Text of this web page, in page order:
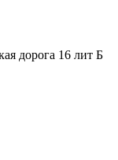
дорога 16 лит Б